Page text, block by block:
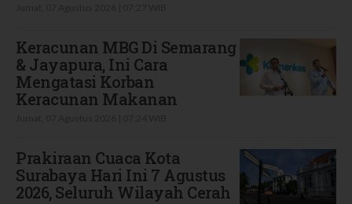
Keracunan MBG Di Semarang
& Jayapura, Ini Cara
Mengatasi Korban
Keracunan Makanan
Prakiraan Cuaca Kota
Surabaya Hari Ini 7 Agustus
2026, Seluruh Wilayah Cerah